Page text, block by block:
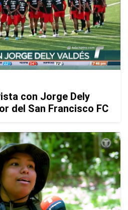
con Jorge Dely
del San Francisco FC